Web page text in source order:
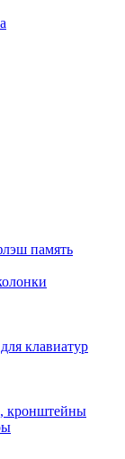
память
клавиатур
кронштейны